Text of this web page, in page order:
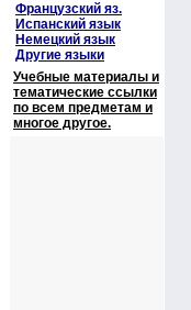
Французский яз.
Испанский язык
Немецкий язык
Другие языки
Учебные материалы и
тематические ссылки
по всем предметам и
многое другое.